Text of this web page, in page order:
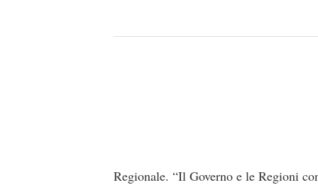
Regionale. “Il Governo e le Regioni